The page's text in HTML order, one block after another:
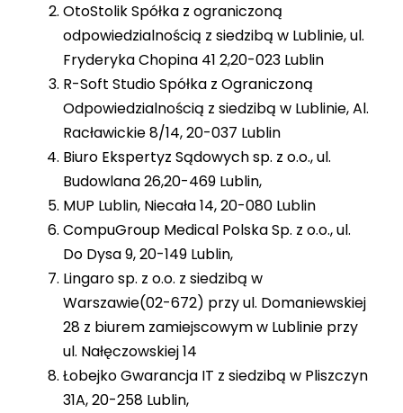
OtoStolik Spółka z ograniczoną
odpowiedzialnością z siedzibą w Lublinie, ul.
Fryderyka Chopina 41 2,20-023 Lublin
R-Soft Studio Spółka z Ograniczoną
Odpowiedzialnością z siedzibą w Lublinie, Al.
Racławickie 8/14, 20-037 Lublin
Biuro Ekspertyz Sądowych sp. z o.o., ul.
Budowlana 26,20-469 Lublin,
MUP Lublin, Niecała 14, 20-080 Lublin
CompuGroup Medical Polska Sp. z o.o., ul.
Do Dysa 9, 20-149 Lublin,
Lingaro sp. z o.o. z siedzibą w
Warszawie(02-672) przy ul. Domaniewskiej
28 z biurem zamiejscowym w Lublinie przy
ul. Nałęczowskiej 14
Łobejko Gwarancja IT z siedzibą w Pliszczyn
31A, 20-258 Lublin,